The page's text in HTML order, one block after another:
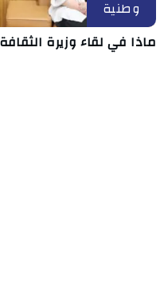
وطنية
ماذا في لقاء وزيرة